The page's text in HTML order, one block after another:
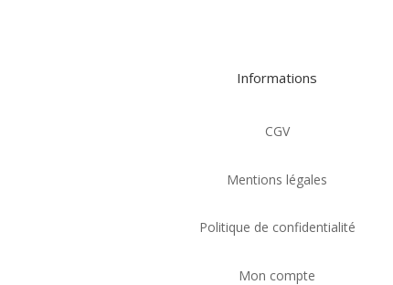
Informations
CGV
Mentions légales
Politique de confidentialité
Mon compte